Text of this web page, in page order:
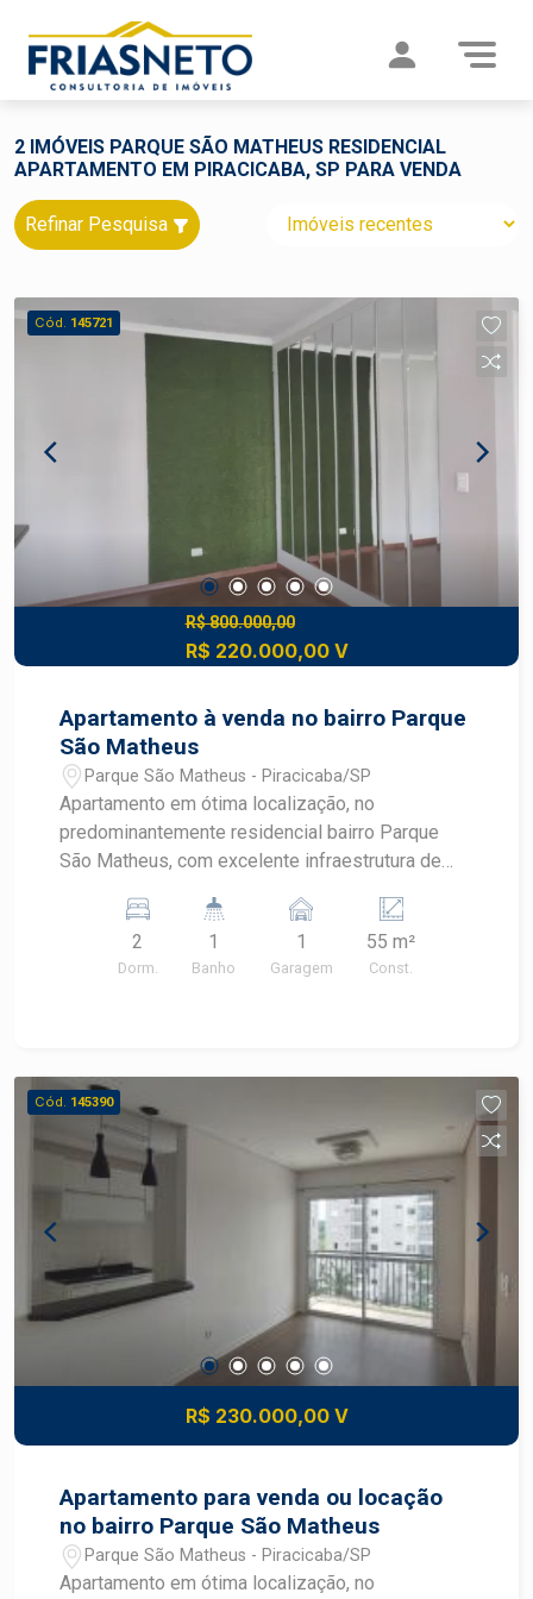
2 IMÓVEIS PARQUE SÃO MATHEUS RESIDENCIAL
APARTAMENTO EM PIRACICABA, SP PARA VENDA
Refinar Pesquisa
Cód. 145721
R$ 800.000,00
R$ 220.000,00 V
Apartamento à venda no bairro Parque
São Matheus
Parque São Matheus - Piracicaba/SP
Apartamento em ótima localização, no
predominantemente residencial bairro Parque
São Matheus, com excelente infraestrutura de
supermercados como o Brasil Atacado, a Klabin,
além de fácil acesso à Rodovia Geraldo de
Barros. - 55m² de área útil; - Sala 2 ambientes
cooktop; - Lavanderia planejada; - 1 Banheiro com
gabinete, pedra em mármore e blindex; - 1 vaga
de garagem. O condomínio conta com playground,
quadra poliesportiva, academia e salão de festas.
Agende sua visita!
2
Dorm.
1
Banho
1
Garagem
55 m²
Const.
Cód. 145390
R$ 230.000,00 V
Apartamento para venda ou locação
no bairro Parque São Matheus
Parque São Matheus - Piracicaba/SP
Apartamento em ótima localização, no